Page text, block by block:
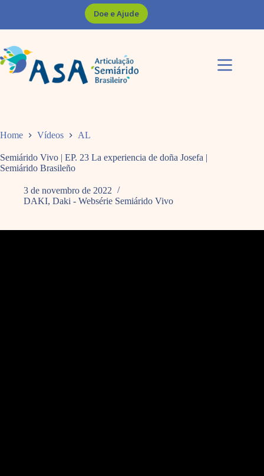
Doe e Ajude
Home Vídeos AL
Semiárido Vivo | EP. 23 La experiencia de doña Josefa |
Semiárido Brasileño
3 de novembro de 2022
DAKI, Daki - Websérie Semiárido Vivo